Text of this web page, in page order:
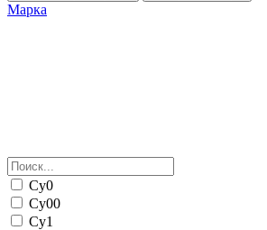
Марка
Су0
Су00
Су1